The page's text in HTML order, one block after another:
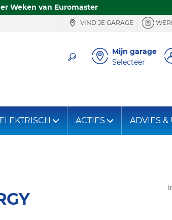
Weken van Euromaster
VIND JE GARAGE
Mijn garage
Selecteer
ELEKTRISCH ACTIES ADVIES &